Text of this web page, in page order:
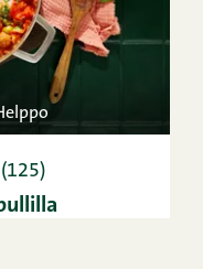
(125)